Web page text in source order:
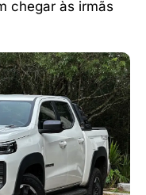
chegar às irmãs